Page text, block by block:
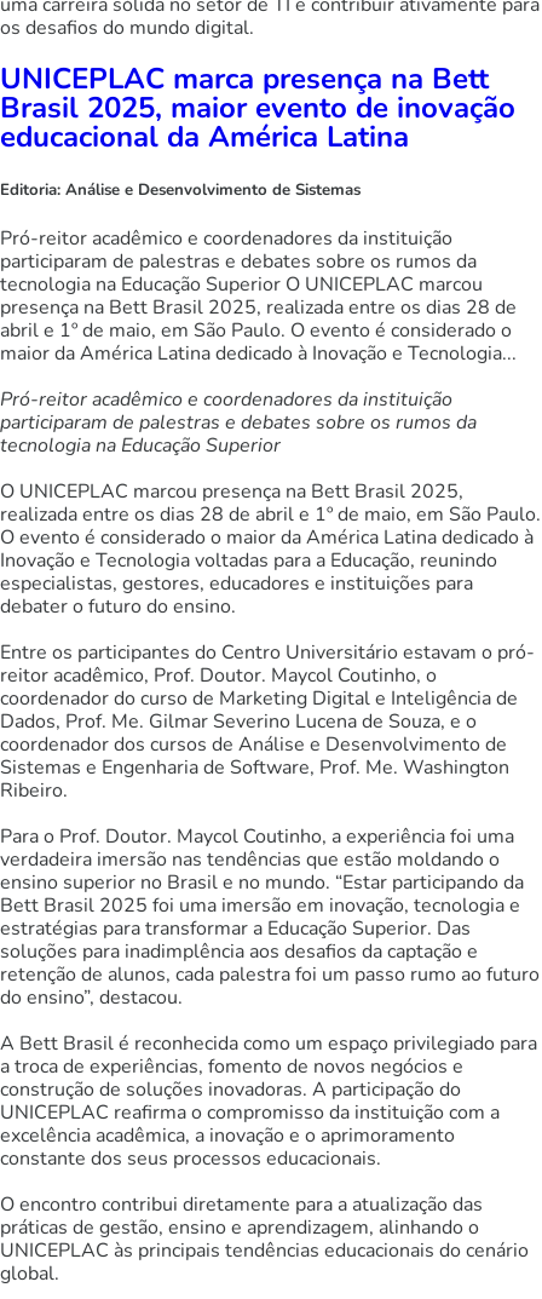
uma carreira sólida no setor de TI e contribuir ativamente para
os desafios do mundo digital.
UNICEPLAC marca presença na Bett
Brasil 2025, maior evento de inovação
educacional da América Latina
Editoria: Análise e Desenvolvimento de Sistemas
Pró-reitor acadêmico e coordenadores da instituição
participaram de palestras e debates sobre os rumos da
tecnologia na Educação Superior O UNICEPLAC marcou
presença na Bett Brasil 2025, realizada entre os dias 28 de
abril e 1º de maio, em São Paulo. O evento é considerado o
maior da América Latina dedicado à Inovação e Tecnologia...
Pró-reitor acadêmico e coordenadores da instituição
participaram de palestras e debates sobre os rumos da
tecnologia na Educação Superior
O UNICEPLAC marcou presença na Bett Brasil 2025,
realizada entre os dias 28 de abril e 1º de maio, em São Paulo.
O evento é considerado o maior da América Latina dedicado à
Inovação e Tecnologia voltadas para a Educação, reunindo
especialistas, gestores, educadores e instituições para
debater o futuro do ensino.
Entre os participantes do Centro Universitário estavam o pró-
reitor acadêmico, Prof. Doutor. Maycol Coutinho, o
coordenador do curso de Marketing Digital e Inteligência de
Dados, Prof. Me. Gilmar Severino Lucena de Souza, e o
coordenador dos cursos de Análise e Desenvolvimento de
Sistemas e Engenharia de Software, Prof. Me. Washington
Ribeiro.
Para o Prof. Doutor. Maycol Coutinho, a experiência foi uma
verdadeira imersão nas tendências que estão moldando o
ensino superior no Brasil e no mundo. “Estar participando da
Bett Brasil 2025 foi uma imersão em inovação, tecnologia e
estratégias para transformar a Educação Superior. Das
soluções para inadimplência aos desafios da captação e
retenção de alunos, cada palestra foi um passo rumo ao futuro
do ensino”, destacou.
A Bett Brasil é reconhecida como um espaço privilegiado para
a troca de experiências, fomento de novos negócios e
construção de soluções inovadoras. A participação do
UNICEPLAC reafirma o compromisso da instituição com a
excelência acadêmica, a inovação e o aprimoramento
constante dos seus processos educacionais.
O encontro contribui diretamente para a atualização das
práticas de gestão, ensino e aprendizagem, alinhando o
UNICEPLAC às principais tendências educacionais do cenário
global.